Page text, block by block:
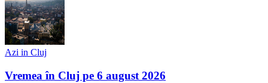
Azi in Cluj
Vremea în Cluj pe 6 august 2026